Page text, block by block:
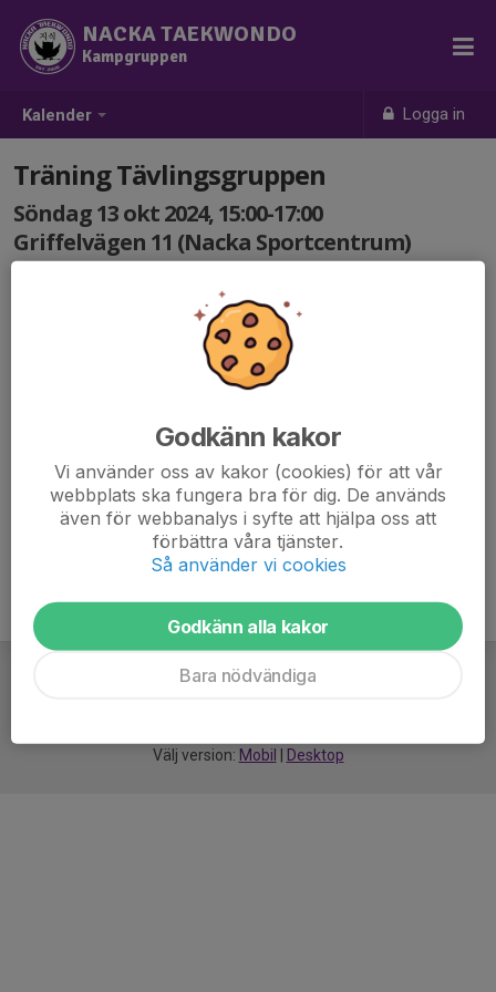
Kalender Logga in
NACKA TAEKWONDO
Kampgruppen
Träning Tävlingsgruppen
Söndag 13 okt 2024, 15:00-17:00
Griffelvägen 11 (Nacka Sportcentrum)
Välj version: Mobil Desktop
Godkänn kakor
Vi använder oss av kakor (cookies) för att vår
webbplats ska fungera bra för dig. De används
även för webbanalys i syfte att hjälpa oss att
förbättra våra tjänster.
Så använder vi cookies
Godkänn alla kakor
Bara nödvändiga